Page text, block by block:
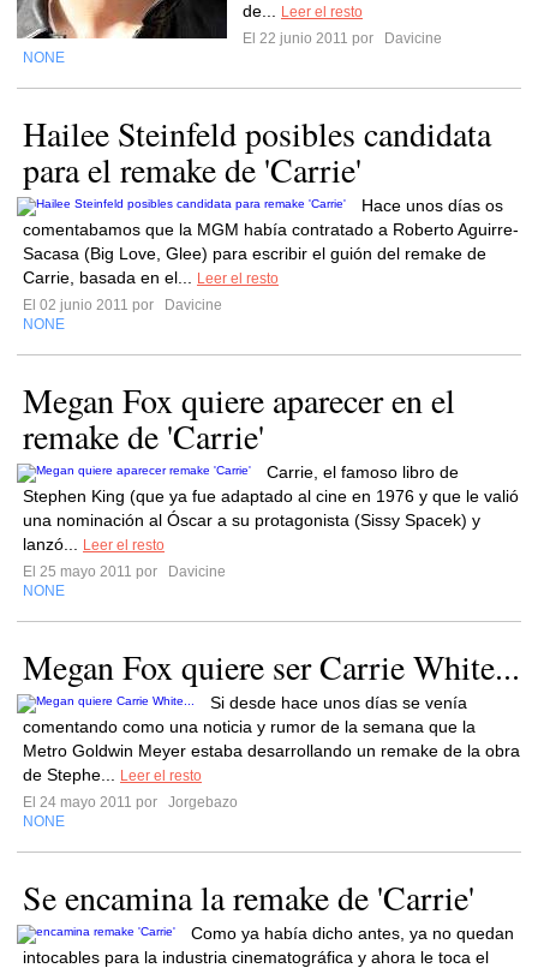
de...
Leer el resto
El 22 junio 2011 por
Davicine
NONE
Hailee Steinfeld posibles candidata
para el remake de 'Carrie'
Hace unos días os
comentabamos que la MGM había contratado a Roberto Aguirre-
Sacasa (Big Love, Glee) para escribir el guión del remake de
Carrie, basada en el...
Leer el resto
El 02 junio 2011 por
Davicine
NONE
Megan Fox quiere aparecer en el
remake de 'Carrie'
Carrie, el famoso libro de
Stephen King (que ya fue adaptado al cine en 1976 y que le valió
una nominación al Óscar a su protagonista (Sissy Spacek) y
lanzó...
Leer el resto
El 25 mayo 2011 por
Davicine
NONE
Megan Fox quiere ser Carrie White...
Si desde hace unos días se venía
comentando como una noticia y rumor de la semana que la
Metro Goldwin Meyer estaba desarrollando un remake de la obra
de Stephe...
Leer el resto
El 24 mayo 2011 por
Jorgebazo
NONE
Se encamina la remake de 'Carrie'
Como ya había dicho antes, ya no quedan
intocables para la industria cinematográfica y ahora le toca el